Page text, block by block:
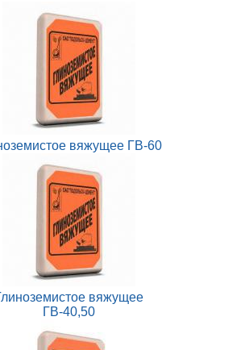
вяжущее ГВ-60
вяжущее
ГВ-40,50